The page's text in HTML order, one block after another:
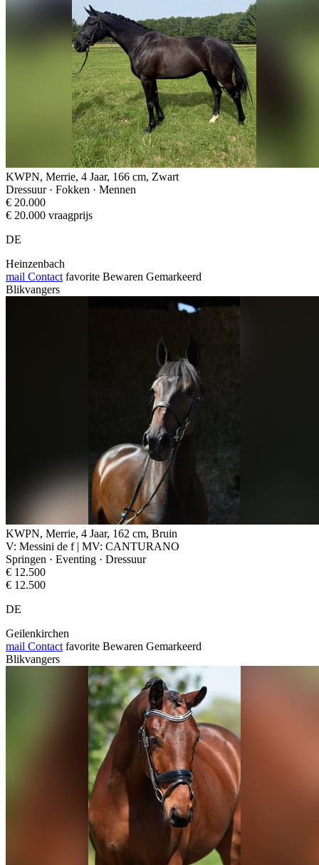
KWPN, Merrie, 4 Jaar, 166 cm, Zwart
Dressuur · Fokken · Mennen
€ 20.000
€ 20.000 vraagprijs
DE
Heinzenbach
mail Contact favorite Bewaren Gemarkeerd
Blikvangers
KWPN, Merrie, 4 Jaar, 162 cm, Bruin
V: Messini de f | MV: CANTURANO
Springen · Eventing · Dressuur
€ 12.500
€ 12.500
DE
Geilenkirchen
mail Contact favorite Bewaren Gemarkeerd
Blikvangers